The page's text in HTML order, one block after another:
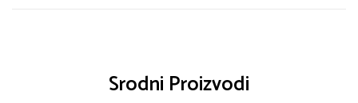
Srodni Proizvodi